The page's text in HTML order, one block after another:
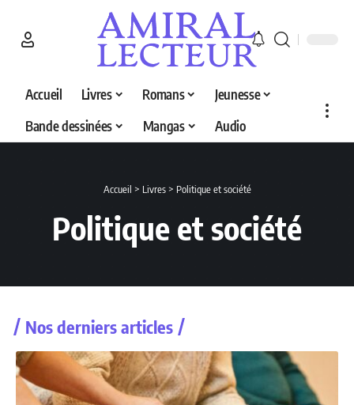
Accueil Livres Romans
Jeunesse
Bande dessinées
Mangas Audio
Accueil > Livres> Politique et société
Politique et société
Nos derniers articles